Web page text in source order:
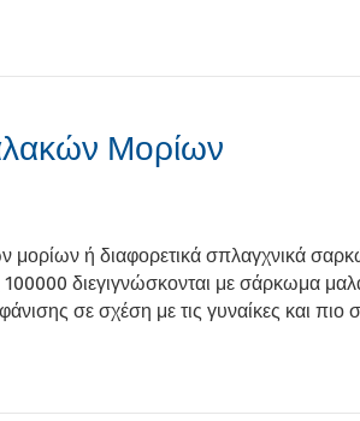
Μορίων
ή διαφορετικά σπλαγχνικά
διεγιγνώσκονται με σάρκωμα
σε σχέση με τις γυναίκες και